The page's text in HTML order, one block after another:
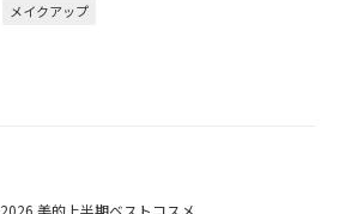
メイクアップ
2026 美的上半期ベストコスメ